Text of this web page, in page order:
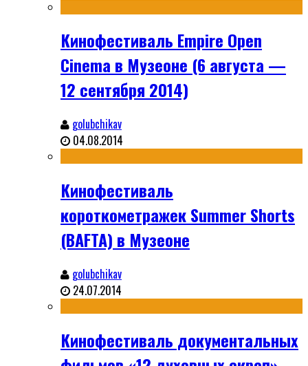
Кинофестиваль Empire Open
Cinema в Музеоне (6 августа —
12 сентября 2014)
golubchikav
04.08.2014
Кинофестиваль
короткометражек Summer Shorts
(BAFTA) в Музеоне
golubchikav
24.07.2014
Кинофестиваль документальных